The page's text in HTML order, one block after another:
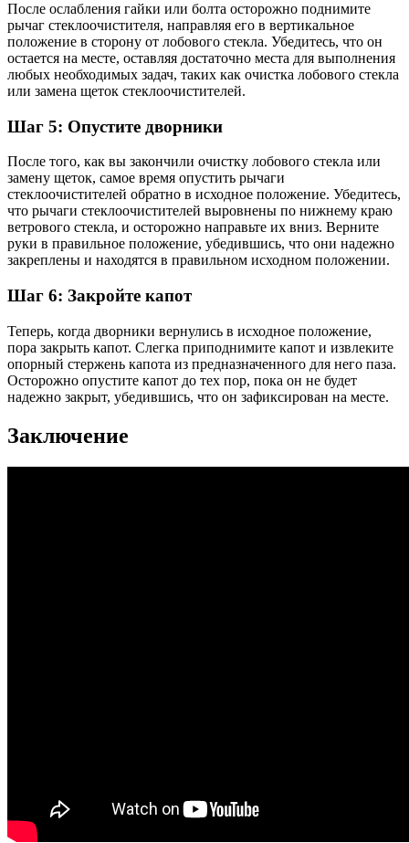
После ослабления гайки или болта осторожно поднимите
рычаг стеклоочистителя, направляя его в вертикальное
положение в сторону от лобового стекла. Убедитесь, что он
остается на месте, оставляя достаточно места для выполнения
любых необходимых задач, таких как очистка лобового стекла
или замена щеток стеклоочистителей.
Шаг 5: Опустите дворники
После того, как вы закончили очистку лобового стекла или
замену щеток, самое время опустить рычаги
стеклоочистителей обратно в исходное положение. Убедитесь,
что рычаги стеклоочистителей выровнены по нижнему краю
ветрового стекла, и осторожно направьте их вниз. Верните
руки в правильное положение, убедившись, что они надежно
закреплены и находятся в правильном исходном положении.
Шаг 6: Закройте капот
Теперь, когда дворники вернулись в исходное положение,
пора закрыть капот. Слегка приподнимите капот и извлеките
опорный стержень капота из предназначенного для него паза.
Осторожно опустите капот до тех пор, пока он не будет
надежно закрыт, убедившись, что он зафиксирован на месте.
Заключение